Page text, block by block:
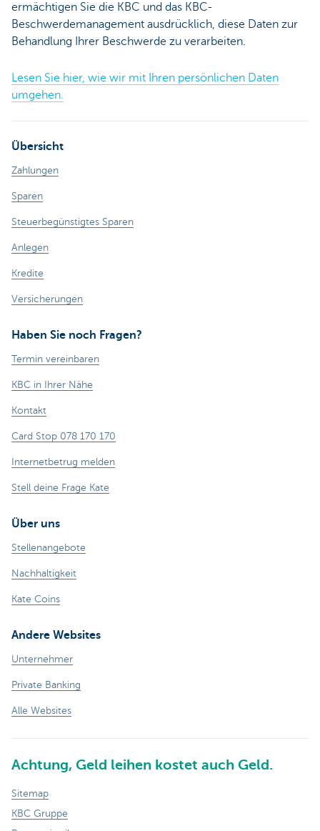
ermächtigen Sie die KBC und das KBC-
Beschwerdemanagement ausdrücklich, diese Daten zur
Behandlung Ihrer Beschwerde zu verarbeiten.
Lesen Sie hier, wie wir mit Ihren persönlichen Daten
umgehen.
Übersicht
Zahlungen
Sparen
Steuerbegünstigtes Sparen
Anlegen
Kredite
Versicherungen
Haben Sie noch Fragen?
Termin vereinbaren
KBC in Ihrer Nähe
Kontakt
Card Stop 078 170 170
Internetbetrug melden
Stell deine Frage Kate
Über uns
Stellenangebote
Nachhaltigkeit
Kate Coins
Andere Websites
Unternehmer
Private Banking
Alle Websites
Achtung, Geld leihen kostet auch Geld.
Sitemap
KBC Gruppe